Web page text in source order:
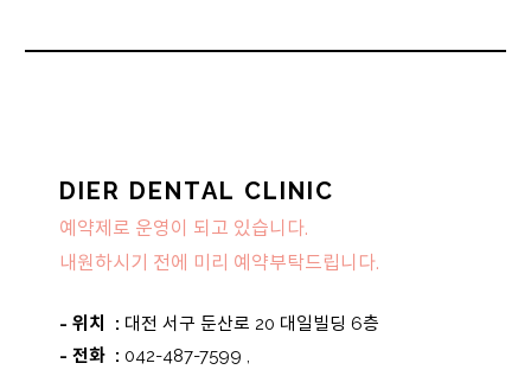
DIER DENTAL CLINIC
예약제로 운영이 되고 있습니다.
내원하시기 전에 미리 예약부탁드립니다.
- 위치 : 대전 서구 둔산로 20 대일빌딩 6층
- 전화 : 042-487-7599 ,